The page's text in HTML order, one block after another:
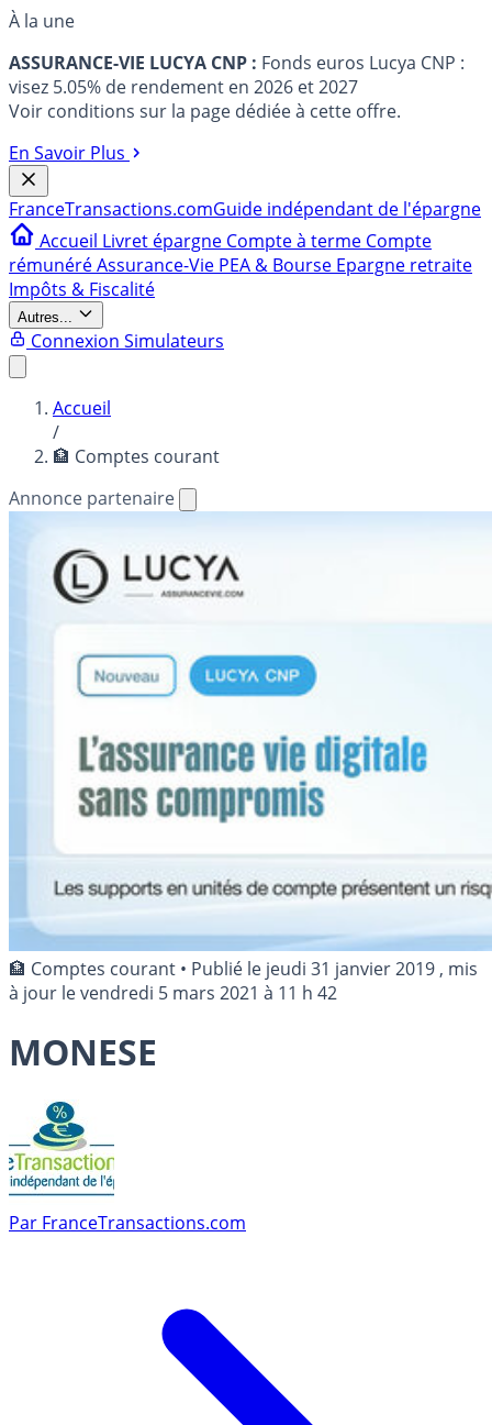
À la une
ASSURANCE-VIE LUCYA CNP : Fonds euros Lucya CNP :
visez 5.05% de rendement en 2026 et 2027
Voir conditions sur la page dédiée à cette offre.
En Savoir Plus
FranceTransactions.comGuide indépendant de l'épargne
Accueil Livret épargne Compte à terme Compte
rémunéréAssurance-Vie PEA & Bourse Epargne retraite
Impôts & Fiscalité
Autres...
Connexion Simulateurs
Accueil
/
🏦 Comptes courant
Annonce partenaire
🏦 Comptes courant • Publié le jeudi 31 janvier 2019 , mis
à jour levendredi 5 mars 2021 à 11 h 42
MONESE
Par FranceTransactions.com